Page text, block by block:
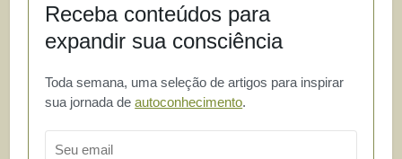
Receba conteúdos para
expandir sua consciência
Toda semana, uma seleção de artigos para inspirar
sua jornada deautoconhecimento.